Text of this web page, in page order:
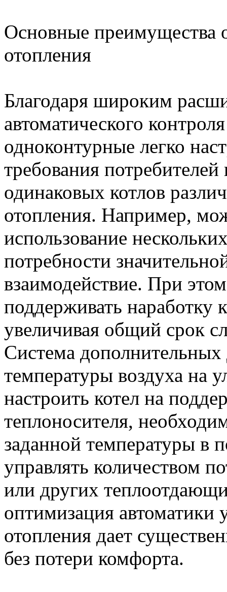
Основные преимущества
отопления
Благодаря широким
автоматического
одноконтурные легко
требования потребителей
одинаковых котлов
отопления. Например,
использование
потребности
взаимодействие. При
поддерживать наработку
увеличивая общий срок
Система дополнительных
температуры воздуха на
настроить котел на
теплоносителя,
заданной температуры в
управлять количеством
или других
оптимизация автоматики
отопления дает
без потери комфорта.